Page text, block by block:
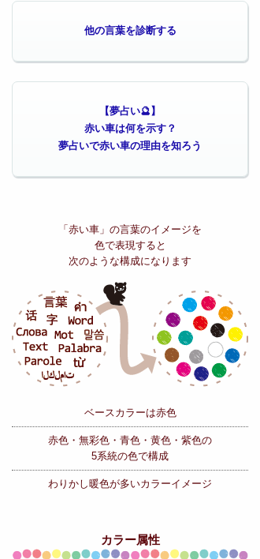
他の言葉を診断する
【夢占い🔮】
赤い車は何を示す？
夢占いで赤い車の理由を知ろう
「赤い車」の言葉のイメージを
色で表現すると
次のような構成になります
ベースカラーは赤色
赤色・無彩色・青色・黄色・紫色の
5系統の色で構成
わりかし暖色が多いカラーイメージ
カラー属性